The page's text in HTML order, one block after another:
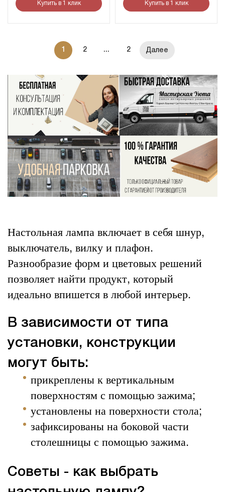
Купить в 1 клик Купить в 1 клик
1 2 ... 2
Настольная лампа включает в себя шнур,
выключатель, вилку и плафон.
Разнообразие форм и цветовых решений
позволяет найти продукт, который
идеально впишется в любой интерьер.
В зависимости от типа
установки, конструкции
могут быть:
прикреплены к вертикальным
поверхностям с помощью зажима;
установлены на поверхности стола;
зафиксированы на боковой части
столешницы с помощью зажима.
Советы - как выбрать